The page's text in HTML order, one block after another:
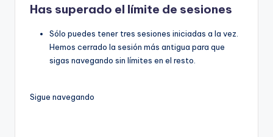
Has superado el límite de sesiones
Sólo puedes tener tres sesiones iniciadas a la vez.
Hemos cerrado la sesión más antigua para que
sigas navegando sin límites en el resto.
Sigue navegando